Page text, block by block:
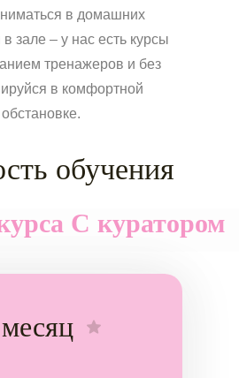
в домашних
зале – у нас есть курсы
тренажеров и без
в комфортной
обстановке.
обучения
С куратором